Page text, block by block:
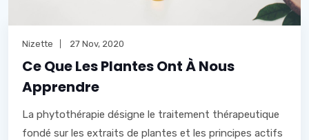
Nizette 27 Nov, 2020
Ce Que Les Plantes Ont À Nous
Apprendre
La phytothérapie désigne le traitement thérapeutique
fondé sur les extraits de plantes et les principes actifs